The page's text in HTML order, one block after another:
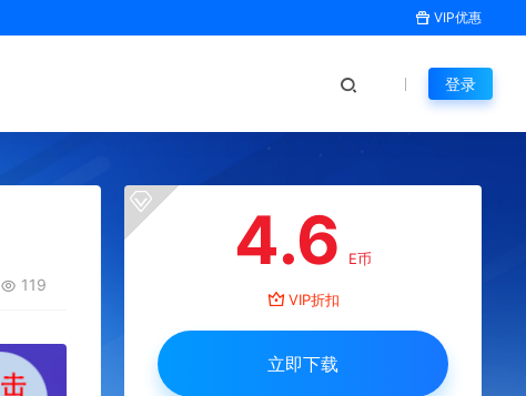
VIP优惠
登录
119
4.6 E币
VIP折扣
立即下载